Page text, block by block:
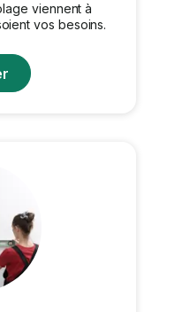
viennent à
vos besoins.